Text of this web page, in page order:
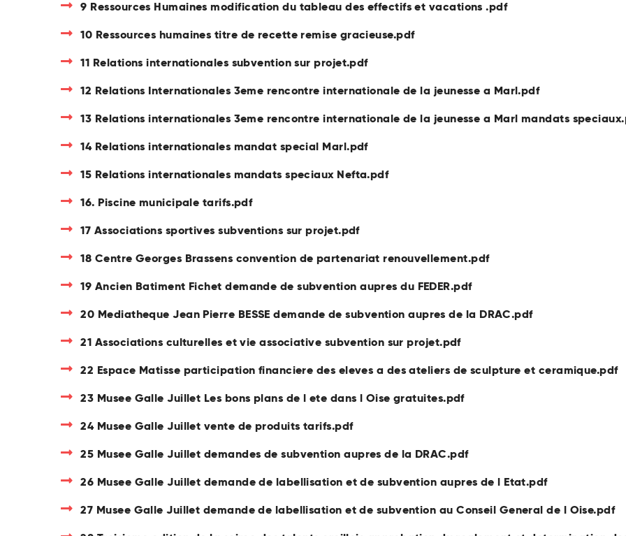
9 Ressources Humaines modification du tableau des effectifs et vacations .pdf
10 Ressources humaines titre de recette remise gracieuse.pdf
11 Relations internationales subvention sur projet.pdf
12 Relations Internationales 3eme rencontre internationale de la jeunesse a Marl.pdf
13 Relations internationales 3eme rencontre internationale de la jeunesse a Marl mandats
14 Relations internationales mandat special Marl.pdf
15 Relations internationales mandats speciaux Nefta.pdf
16. Piscine municipale tarifs.pdf
17 Associations sportives subventions sur projet.pdf
18 Centre Georges Brassens convention de partenariat renouvellement.pdf
19 Ancien Batiment Fichet demande de subvention aupres du FEDER.pdf
20 Mediatheque Jean Pierre BESSE demande de subvention aupres de la DRAC.pdf
21 Associations culturelles et vie associative subvention sur projet.pdf
22 Espace Matisse participation financiere des eleves a des ateliers de sculpture et ceramique.pdf
23 Musee Galle Juillet Les bons plans de l ete dans l Oise gratuites.pdf
24 Musee Galle Juillet vente de produits tarifs.pdf
25 Musee Galle Juillet demandes de subvention aupres de la DRAC.pdf
26 Musee Galle Juillet demande de labellisation et de subvention aupres de l Etat.pdf
27 Musee Galle Juillet demande de labellisation et de subvention au Conseil General de l Oise.pdf